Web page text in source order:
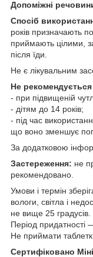
Допоміжні
Спосіб
років призначають
приймають цілими,
після їди.
Не є лікувальним
Не
- при підвищеній
- дітям до 14 років;
- під час
що воно зменшує
За додатковою
Застереження: не
рекомендовано.
Умови і термін
вологи, світла і
не вище 25 градусів.
Період придатності
Не приймати
Сертифіковано